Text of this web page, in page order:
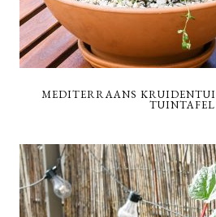
MEDITERRAANS
TUINTAFEL